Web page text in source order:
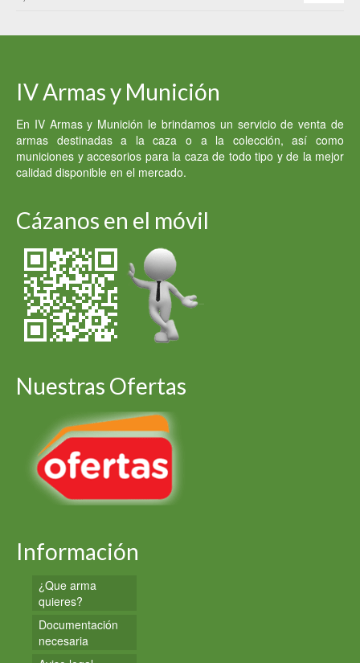
IV Armas y Munición
En IV Armas y Munición le brindamos un servicio de venta de
armas destinadas a la caza o a la colección, así como
municiones y accesorios para la caza de todo tipo y de la mejor
calidad disponible en el mercado.
Cázanos en el móvil
Nuestras Ofertas
Información
¿Que arma
quieres?
Documentación
necesaria